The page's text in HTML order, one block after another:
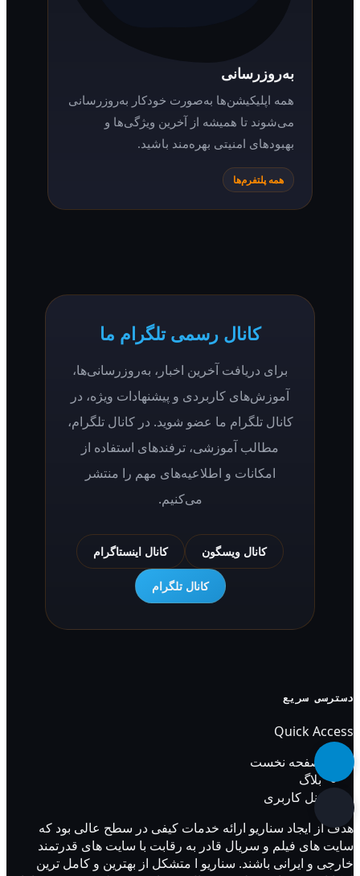
به‌روزرسانی
همه اپلیکیشن‌ها به‌صورت خودکار به‌روزرسانی
می‌شوند تا همیشه از آخرین ویژگی‌ها و
بهبودهای امنیتی بهره‌مند باشید.
همه پلتفرم‌ها
کانال رسمی تلگرام ما
برای دریافت آخرین اخبار، به‌روزرسانی‌ها،
آموزش‌های کاربردی و پیشنهادات ویژه، در
کانال تلگرام ما عضو شوید. در کانال تلگرام،
مطالب آموزشی، ترفندهای استفاده از
امکانات و اطلاعیه‌های مهم را منتشر
می‌کنیم.
کانال ویسگون کانال اینستاگرام
کانال تلگرام
دسترسی سریع
Quick Access
صفحه نخست
بلاگ
پنل کاربری
هدف از ایجاد سناریو ارائه خدمات کیفی در سطح عالی بود که
سایت های فیلم و سریال قادر به رقابت با سایت های قدرتمند
خارجی و ایرانی باشند. سناریو ا متشکل از بهترین و کامل ترین